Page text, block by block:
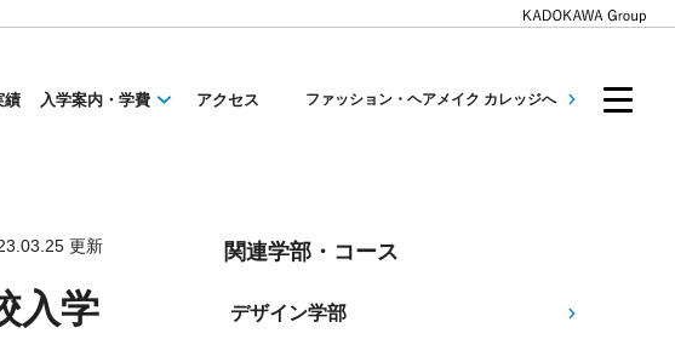
績 入学案内・学費 アクセス ファッション・ヘアメイク カレッジへ
更新
入学
関連学部・コース
デザイン学部